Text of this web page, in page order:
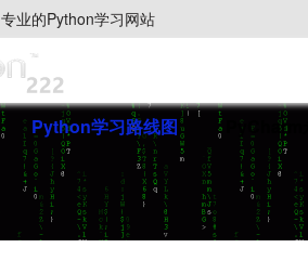
专业的Python学习网站
Python学习路线图